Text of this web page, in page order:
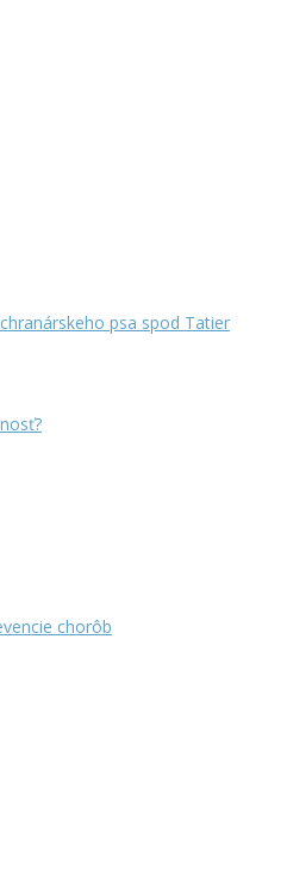
psa spod Tatier
chorôb